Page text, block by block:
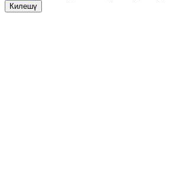
Килешү